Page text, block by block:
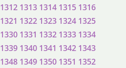
1312 1313 1314 1315 1316
1321 1322 1323 1324 1325
1330 1331 1332 1333 1334
1339 1340 1341 1342 1343
1348 1349 1350 1351 1352